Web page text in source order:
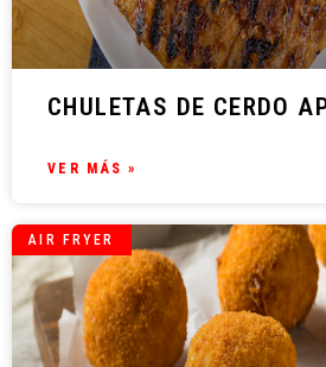
CHULETAS DE CERDO
VER MÁS »
AIR FRYER